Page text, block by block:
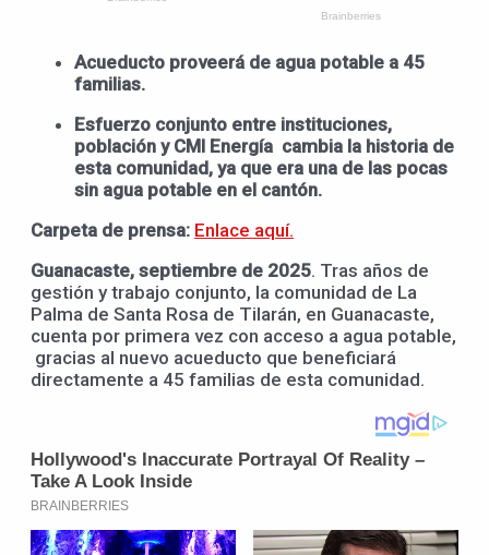
Acueducto proveerá de agua potable a 45
familias.
Esfuerzo conjunto entre instituciones,
población y CMI Energía cambia la historia de
esta comunidad, ya que era una de las pocas
sin agua potable en el cantón.
Carpeta de prensa: Enlace aquí.
Guanacaste, septiembre de 2025. Tras años de
gestión y trabajo conjunto, la comunidad de La
Palma de Santa Rosa de Tilarán, en Guanacaste,
cuenta por primera vez con acceso a agua potable,
gracias al nuevo acueducto que beneficiará
directamente a 45 familias de esta comunidad.